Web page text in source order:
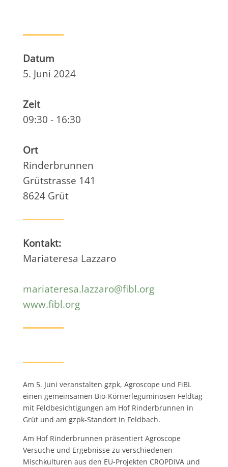
Datum
5. Juni 2024
Zeit
09:30 - 16:30
Ort
Rinderbrunnen
Grütstrasse 141
8624 Grüt
Kontakt:
Mariateresa Lazzaro
mariateresa.lazzaro@fibl.org
www.fibl.org
Am 5. Juni veranstalten gzpk, Agroscope und FiBL
einen gemeinsamen Bio-Körnerleguminosen Feldtag
mit Feldbesichtigungen am Hof Rinderbrunnen in
Grüt und am gzpk-Standort in Feldbach.
Am Hof Rinderbrunnen präsentiert Agroscope
Versuche und Ergebnisse zu verschiedenen
Mischkulturen aus den EU-Projekten CROPDIVA und